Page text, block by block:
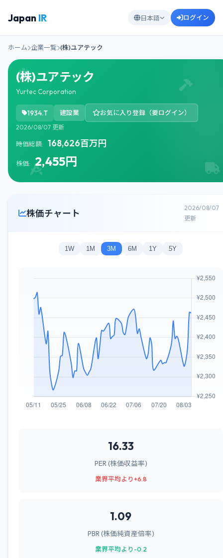
Japan IR 日本語 ログイン
ホーム 企業一覧 (株)ユアテック
(株)ユアテック
Yurtec Corporation
1934.T 建設業 お気に入り登録（要ログイン）
2026/08/07 更新
時価総額: 168,626百万円
株価: 2,455円
株価チャート
2026/08/07
更新
1W 1M 3M 6M 1Y 5Y
16.33
PER (株価収益率)
業界平均より+6.8
1.09
PBR (株価純資産倍率)
業界平均より-0.2